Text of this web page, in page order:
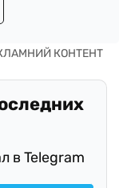
в Telegram